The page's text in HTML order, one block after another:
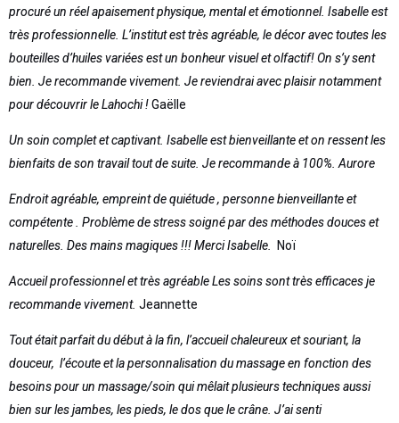
procuré un réel apaisement physique, mental et émotionnel. Isabelle est
très professionnelle. L’institut est très agréable, le décor avec toutes les
bouteilles d’huiles variées est un bonheur visuel et olfactif! On s’y sent
bien. Je recommande vivement. Je reviendrai avec plaisir notamment
pour découvrir le Lahochi !Gaëlle
Un soin complet et captivant. Isabelle est bienveillante et on ressent les
bienfaits de son travail tout de suite. Je recommande à 100%. Aurore
Endroit agréable, empreint de quiétude , personne bienveillante et
compétente . Problème de stress soigné par des méthodes douces et
naturelles. Des mains magiques !!! Merci Isabelle.
Noï
Accueil professionnel et très agréable Les soins sont très efficaces je
recommande vivement. Jeannette
Tout était parfait du début à la fin, l’accueil chaleureux et souriant, la
douceur, l’écoute et la personnalisation du massage en fonction des
besoins pour un massage/soin qui mêlait plusieurs techniques aussi
bien sur les jambes, les pieds, le dos que le crâne. J’ai senti